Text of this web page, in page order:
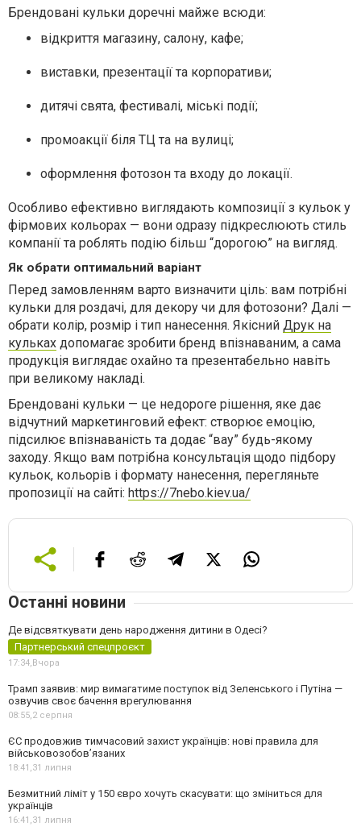
Брендовані кульки доречні майже всюди:
відкриття магазину, салону, кафе;
виставки, презентації та корпоративи;
дитячі свята, фестивалі, міські події;
промоакції біля ТЦ та на вулиці;
оформлення фотозон та входу до локації.
Особливо ефективно виглядають композиції з кульок у
фірмових кольорах — вони одразу підкреслюють стиль
компанії та роблять подію більш “дорогою” на вигляд.
Як обрати оптимальний варіант
Перед замовленням варто визначити ціль: вам потрібні
кульки для роздачі, для декору чи для фотозони? Далі —
обрати колір, розмір і тип нанесення. Якісний Друк на
кульках допомагає зробити бренд впізнаваним, а сама
продукція виглядає охайно та презентабельно навіть
при великому накладі.
Брендовані кульки — це недороге рішення, яке дає
відчутний маркетинговий ефект: створює емоцію,
підсилює впізнаваність та додає “вау” будь-якому
заходу. Якщо вам потрібна консультація щодо підбору
кульок, кольорів і формату нанесення, перегляньте
пропозиції на сайті: https://7nebo.kiev.ua/
Останні новини
Де відсвяткувати день народження дитини в Одесі?
Партнерський спецпроєкт
17:34,Вчора
Трамп заявив: мир вимагатиме поступок від Зеленського і Путіна —
озвучив своє бачення врегулювання
08:55,2 серпня
ЄС продовжив тимчасовий захист українців: нові правила для
військовозобов’язаних
18:41,31 липня
Безмитний ліміт у 150 євро хочуть скасувати: що зміниться для
українців
16:41,31 липня